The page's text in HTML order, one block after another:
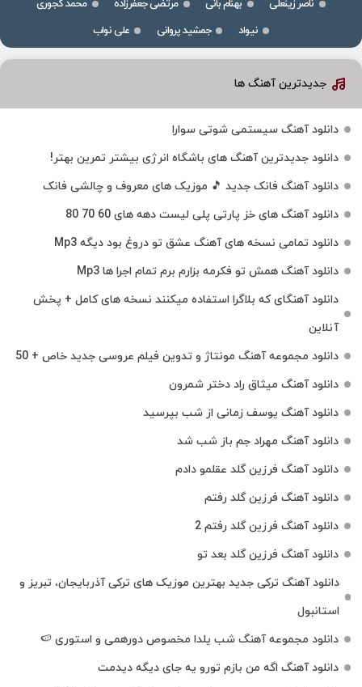
ناصر زینعلی بهنام بانی مرتضی جعفرزاده
محمد کجوری
نیواد
جمشید پروانی علی نواب
جدیدترین آهنگ ها
دانلود آهنگ سیستمی شوتی سوارا
دانلود جدیدترین آهنگ‌ های باشگاه انرژی بیشتر تمرین بهتر!
دانلود آهنگ فانک جدید 🎵 موزیک‌ های معروف و چالشی فانک
دانلود آهنگ های خز پارتی پلی لیست دهه های 60 70 80
دانلود تمامی نسخه های آهنگ عشق تو دروغ بود دیگه Mp3
دانلود آهنگ همش تو فکرمه بزارم برم تمام اجرا ها Mp3
دانلود آهنگای که بلاگرا استفاده میکنند نسخه های کامل + پخش
آنلاین
دانلود مجموعه آهنگ مونتاژ و تدوین فیلم عروسی جدید خاص + 50
دانلود آهنگ میثاق راد دختر شمرون
دانلود آهنگ یوسف زمانی از شب بپرسید
دانلود آهنگ مهراد جم باز شب شد
دانلود آهنگ فرزین گلد عقلمو دادم
دانلود آهنگ فرزین گلد رفتم
دانلود آهنگ فرزین گلد رفتم 2
دانلود آهنگ فرزین گلد بعد تو
دانلود آهنگ ترکی جدید بهترین موزیک‌ های ترکی آذربایجان، تبریز و
استانبول
دانلود مجموعه آهنگ شب یلدا مخصوص دورهمی و استوری 🍉
دانلود آهنگ اگه من بازم تورو یه جای دیگه دیدمت